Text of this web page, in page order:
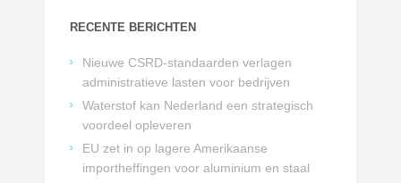
RECENTE BERICHTEN
Nieuwe CSRD-standaarden verlagen
administratieve lasten voor bedrijven
Waterstof kan Nederland een strategisch
voordeel opleveren
EU zet in op lagere Amerikaanse
importheffingen voor aluminium en staal